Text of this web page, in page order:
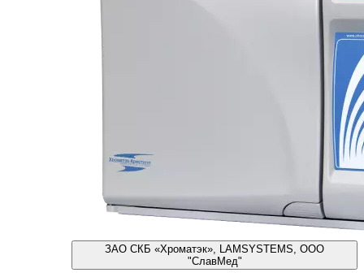
ЗАО СКБ «Хроматэк», LAMSYSTEMS, ООО
"СлавМед"